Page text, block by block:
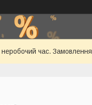
неробочий час.